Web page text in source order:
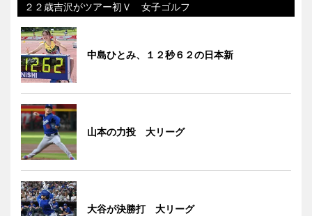
２２歳吉沢がツアー初Ｖ 女子ゴルフ
中島ひとみ、１２秒６２の日本新
山本の力投 大リーグ
大谷が決勝打 大リーグ